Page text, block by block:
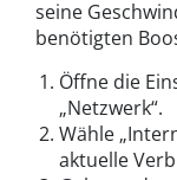
seine
benötigten
Öffne die
„Netzwerk“.
Wähle
aktuelle